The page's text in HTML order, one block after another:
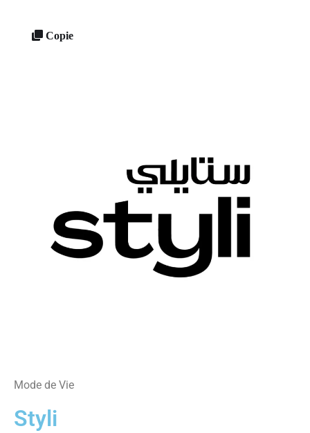
Copie
Mode de Vie
Styli